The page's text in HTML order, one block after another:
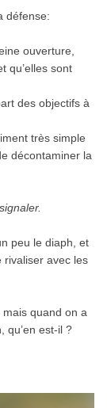
défense:
ouverture,
qu’elles sont
des objectifs à
très simple
décontaminer la
peu le diaph, et
rivaliser avec les
mais quand on a
qu’en est-il ?